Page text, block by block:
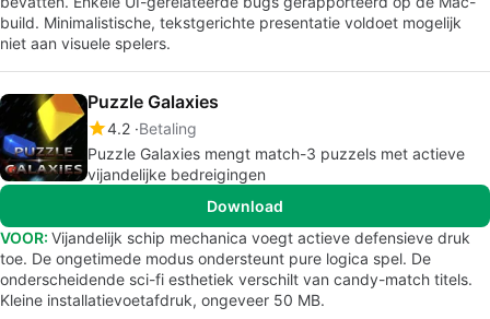
build. Minimalistische, tekstgerichte presentatie voldoet mogelijk
niet aan visuele spelers.
Puzzle Galaxies
4.2 Betaling
Puzzle Galaxies mengt match-3 puzzels met actieve
vijandelijke bedreigingen
Download
VOOR: Vijandelijk schip mechanica voegt actieve defensieve druk
toe. De ongetimede modus ondersteunt pure logica spel. De
onderscheidende sci-fi esthetiek verschilt van candy-match titels.
Kleine installatievoetafdruk, ongeveer 50 MB.